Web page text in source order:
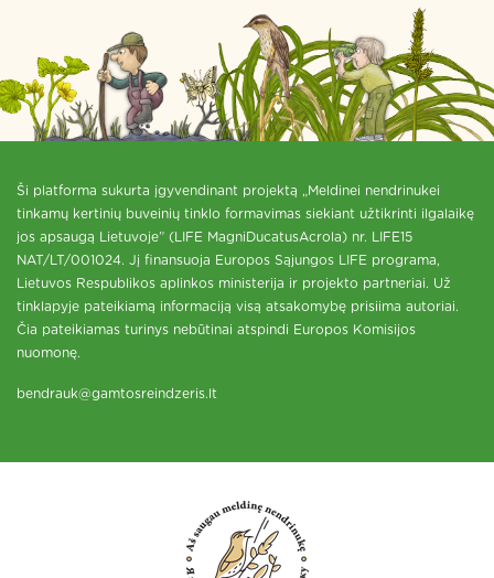
Ši platforma sukurta įgyvendinant projektą „Meldinei nendrinukei
tinkamų kertinių buveinių tinklo formavimas siekiant užtikrinti ilgalaikę
jos apsaugą Lietuvoje” (LIFE MagniDucatusAcrola) nr. LIFE15
NAT/LT/001024. Jį finansuoja Europos Sąjungos LIFE programa,
Lietuvos Respublikos aplinkos ministerija ir projekto partneriai. Už
tinklapyje pateikiamą informaciją visą atsakomybę prisiima autoriai.
Čia pateikiamas turinys nebūtinai atspindi Europos Komisijos
nuomonę.
bendrauk@gamtosreindzeris.lt